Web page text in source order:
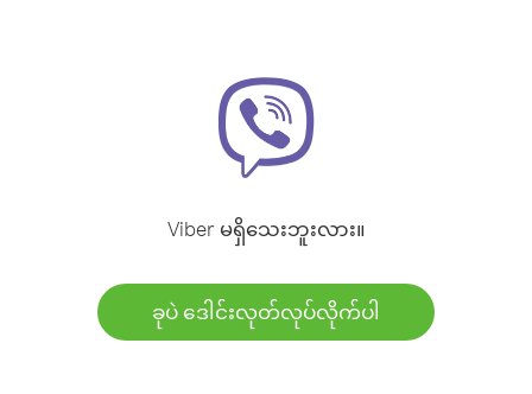
Viber မရှိသေးဘူးလား။
ခုပဲ ဒေါင်းလုတ်လုပ်လိုက်ပါ